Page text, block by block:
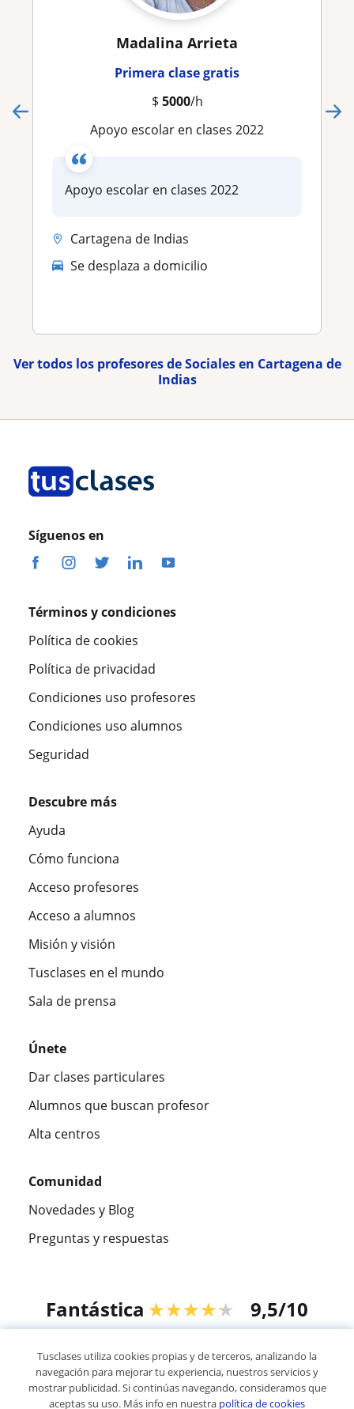
Madalina Arrieta
Primera clase gratis
$ 5000/h
Apoyo escolar en clases 2022
Apoyo escolar en clases 2022
Cartagena de Indias
Se desplaza a domicilio
Ver todos los profesores de Sociales en Cartagena de
Indias
Síguenos en
Términos y condiciones
Política de cookies
Política de privacidad
Condiciones uso profesores
Condiciones uso alumnos
Seguridad
Descubre más
Ayuda
Cómo funciona
Acceso profesores
Acceso a alumnos
Misión y visión
Tusclases en el mundo
Sala de prensa
Únete
Dar clases particulares
Alumnos que buscan profesor
Alta centros
Comunidad
Novedades y Blog
Preguntas y respuestas
Fantástica ★★★★★ 9,5/10
© 2007 - 2026 Tusclases.co
Tusclases utiliza cookies propias y de terceros, analizando la
navegación para mejorar tu experiencia, nuestros servicios y
mostrar publicidad. Si continúas navegando, consideramos que
aceptas su uso. Más info en nuestra política de cookies